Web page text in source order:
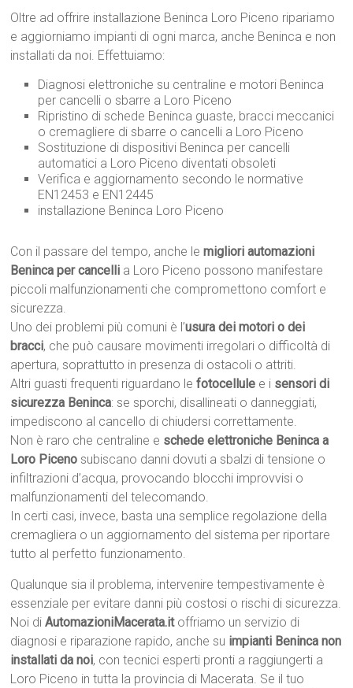
Oltre ad offrire installazione Beninca Loro Piceno ripariamo
e aggiorniamo impianti di ogni marca, anche Beninca e non
installati da noi. Effettuiamo:
Diagnosi elettroniche su centraline e motori Beninca
per cancelli o sbarre a Loro Piceno
Ripristino di schede Beninca guaste, bracci meccanici
o cremagliere di sbarre o cancelli a Loro Piceno
Sostituzione di dispositivi Beninca per cancelli
automatici a Loro Piceno diventati obsoleti
Verifica e aggiornamento secondo le normative
EN12453 e EN12445
installazione Beninca Loro Piceno
Con il passare del tempo, anche lemigliori automazioni
Beninca per cancelli a Loro Piceno possono manifestare
piccoli malfunzionamenti che compromettono comfort e
sicurezza.
Uno dei problemi più comuni è l’usura dei motori o dei
bracci, che può causare movimenti irregolari o difficoltà di
apertura, soprattutto in presenza di ostacoli o attriti.
Altri guasti frequenti riguardano lefotocellule e i sensori di
sicurezza Beninca: se sporchi, disallineati o danneggiati,
impediscono al cancello di chiudersi correttamente.
Non è raro che centraline e schede elettroniche Beninca a
Loro Piceno subiscano danni dovuti a sbalzi di tensione o
infiltrazioni d’acqua, provocando blocchi improvvisi o
malfunzionamenti del telecomando.
In certi casi, invece, basta una semplice regolazione della
cremagliera o un aggiornamento del sistema per riportare
tutto al perfetto funzionamento.
Qualunque sia il problema, intervenire tempestivamente è
essenziale per evitare danni più costosi o rischi di sicurezza.
Noi diAutomazioniMacerata.itoffriamo un servizio di
diagnosi e riparazione rapido, anche su impianti Beninca non
installati da noi, con tecnici esperti pronti a raggiungerti a
Loro Piceno in tutta la provincia di Macerata. Se il tuo